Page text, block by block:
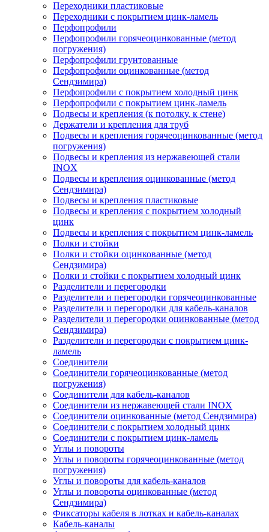
Переходники пластиковые
Переходники с покрытием цинк-ламель
Перфопрофили
Перфопрофили горячеоцинкованные (метод
погружения)
Перфопрофили грунтованные
Перфопрофили оцинкованные (метод
Сендзимира)
Перфопрофили с покрытием холодный цинк
Перфопрофили с покрытием цинк-ламель
Подвесы и крепления (к потолку, к стене)
Держатели и крепления для труб
Подвесы и крепления горячеоцинкованные (метод
погружения)
Подвесы и крепления из нержавеющей стали
INOX
Подвесы и крепления оцинкованные (метод
Сендзимира)
Подвесы и крепления пластиковые
Подвесы и крепления с покрытием холодный
цинк
Подвесы и крепления с покрытием цинк-ламель
Полки и стойки
Полки и стойки оцинкованные (метод
Сендзимира)
Полки и стойки с покрытием холодный цинк
Разделители и перегородки
Разделители и перегородки горячеоцинкованные
Разделители и перегородки для кабель-каналов
Разделители и перегородки оцинкованные (метод
Сендзимира)
Разделители и перегородки с покрытием цинк-
ламель
Соединители
Соединители горячеоцинкованные (метод
погружения)
Соединители для кабель-каналов
Соединители из нержавеющей стали INOX
Соединители оцинкованные (метод Сендзимира)
Соединители с покрытием холодный цинк
Соединители с покрытием цинк-ламель
Углы и повороты
Углы и повороты горячеоцинкованные (метод
погружения)
Углы и повороты для кабель-каналов
Углы и повороты оцинкованные (метод
Сендзимира)
Фиксаторы кабеля в лотках и кабель-каналах
Кабель-каналы